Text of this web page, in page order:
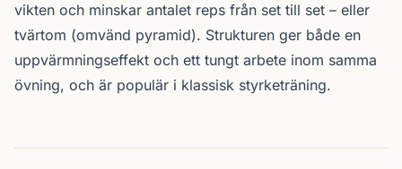
vikten och minskar antalet reps från set till set – eller
tvärtom (omvänd pyramid). Strukturen ger både en
uppvärmningseffekt och ett tungt arbete inom samma
övning, och är populär i klassisk styrketräning.